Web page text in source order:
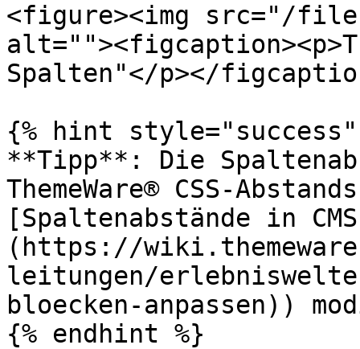
<figure><img src="/
Spalten"</p></
{% hint style="success"
**Tipp**: Die
ThemeWare® CSS-
[Spaltenabstände in
(https://
leitungen/
bloecken-anpassen))
{% endhint %}